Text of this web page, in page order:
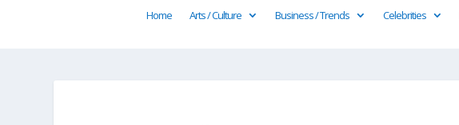
Home Arts / Culture Business / Trends Celebrities